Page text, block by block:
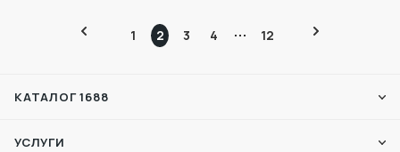
1 2 3 4 12
КАТАЛОГ 1688
УСЛУГИ